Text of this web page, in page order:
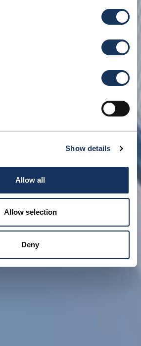
Show details
Allow all
Allow selection
Deny